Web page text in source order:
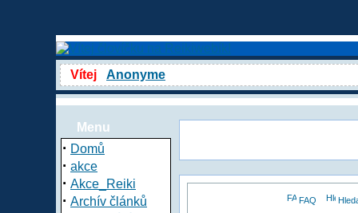
Vítej Anonyme
Menu
· Domů
· akce
· Akce_Reiki
· Archív článků FAQ